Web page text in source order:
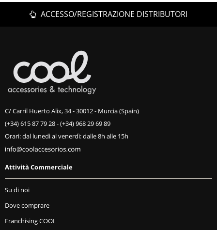
ACCESSO/REGISTRAZIONE DISTRIBUTORI
C/ Carril Huerto Alix, 34 - 30012 - Murcia (Spain)
(+34) 615 87 79 28-(+34) 968 29 69 89
Orari: dal lunedì al venerdì: dalle 8h alle 15h
Attività Commerciale
Su di noi
Dove comprare
Franchising COOL